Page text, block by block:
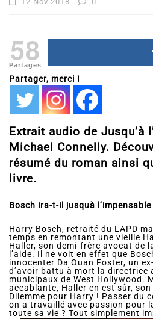
58
Partages
Partager, merci !
Extrait audio de Jusqu’à
Michael Connelly.
résumé du roman ainsi
livre.
Bosch ira-t-il jusquà l’impensable
Harry Bosch, retraité du LAPD
temps en remontant une vieille
Haller, son demi-frère avocat de
l’aide. Il ne voit en effet que
innocenter Da Ouan Foster, un
d’avoir battu à mort la directrice
municipaux de West Hollywood.
accablante, Haller en est sûr,
Dilemme pour Harry ! Passer du
on a travaillé avec passion pour
toute sa vie ? Tout simplement